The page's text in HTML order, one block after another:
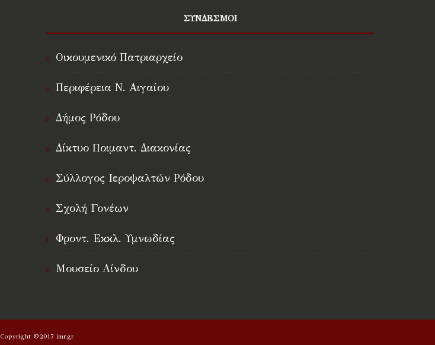
ΣΥΝΔΕΣΜΟΙ
Οικουμενικό Πατριαρχείο
Περιφέρεια Ν. Αιγαίου
Δήμος Ρόδου
Δίκτυο Ποιμαντ. Διακονίας
Σύλλογος Ιεροψαλτών Ρόδου
Σχολή Γονέων
Φροντ. Εκκλ. Υμνωδίας
Μουσείο Λίνδου
Copyright ©2017 imr.gr